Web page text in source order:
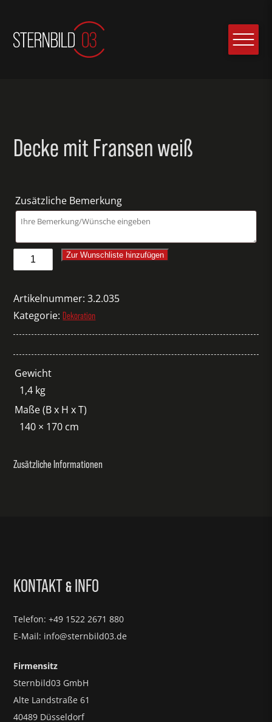
Decke mit Fransen weiß
Zusätzliche Bemerkung
Decke
mit
Menge
Zur Wunschliste hinzufügen
Artikelnummer:3.2.035
Kategorie:Dekoration
Gewicht
1,4 kg
Maße (B x H x T)
140 × 170 cm
Zusätzliche Informationen
KONTAKT& INFO
Telefon: +49 1522 2671 880
E-Mail: info@sternbild03.de
Firmensitz
Sternbild03 GmbH
Alte Landstraße 61
40489 Düsseldorf